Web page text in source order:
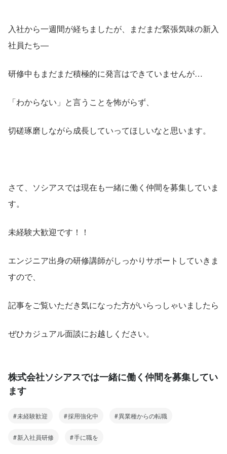
入社から一週間が経ちましたが、まだまだ緊張気味の新入
社員たち―
研修中もまだまだ積極的に発言はできていませんが…
「わからない」と言うことを怖がらず、
切磋琢磨しながら成長していってほしいなと思います。
さて、ソシアスでは現在も一緒に働く仲間を募集していま
す。
未経験大歓迎です！！
エンジニア出身の研修講師がしっかりサポートしていきま
すので、
記事をご覧いただき気になった方がいらっしゃいましたら
ぜひカジュアル面談にお越しください。
株式会社ソシアスでは一緒に働く仲間を募集してい
ます
未経験歓迎 採用強化中 異業種からの転職
新入社員研修 手に職を